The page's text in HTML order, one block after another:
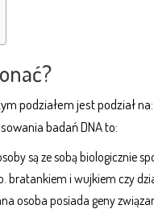
podziałem jest podział
badań DNA to:
są ze sobą biologicznie
bratankiem i wujkiem czy
osoba posiada geny